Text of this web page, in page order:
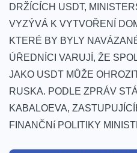
DRŽÍCÍCH USDT,
VYZÝVÁ K VYTVOŘENÍ
KTERÉ BY BYLY
ÚŘEDNÍCI VARUJÍ, ŽE
JAKO USDT MŮŽE
RUSKA. PODLE ZPRÁV
KABALOEVA,
FINANČNí ⁣POLITIKY